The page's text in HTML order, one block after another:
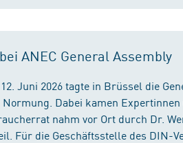
ANEC General Assembly
Juni 2026 tagte in Brüssel die
Dabei kamen
nahm vor Ort durch Dr.
Für die Geschäftsstelle des DIN-